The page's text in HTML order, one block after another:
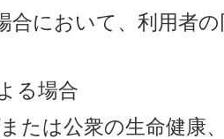
合において、利用者
る場合
たは公衆の生命健康